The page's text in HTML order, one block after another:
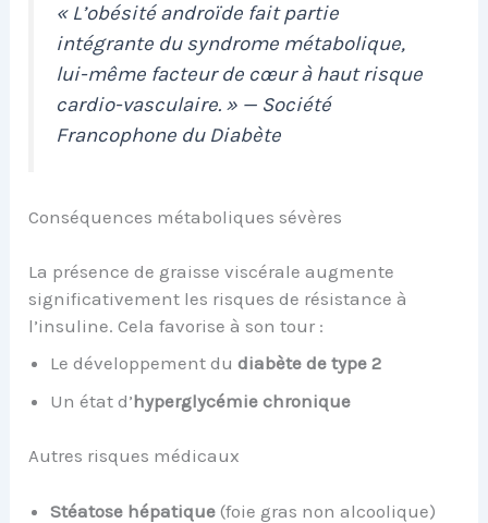
« L’obésité androïde fait partie
intégrante du syndrome métabolique,
lui-même facteur de cœur à haut risque
cardio-vasculaire. » — Société
Francophone du Diabète
Conséquences métaboliques sévères
La présence de graisse viscérale augmente
significativement les risques de résistance à
l’insuline. Cela favorise à son tour :
Le développement dudiabète de type 2
Un état d’hyperglycémie chronique
Autres risques médicaux
Stéatose hépatique (foie gras non alcoolique)